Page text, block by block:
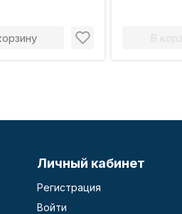
В
Личный кабинет
Регистрация
Войти